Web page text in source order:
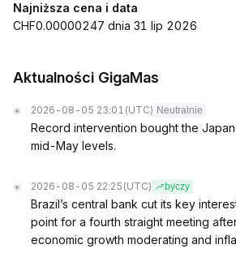
Najniższa cena i data
CHF0.00000247 dnia 31 lip 2026
Aktualności GigaMas
2026-08-05 23:01 (UTC) Neutralnie
Record intervention bought the
mid-May levels.
2026-08-05 22:25 (UTC) byczy
Brazil’s central bank cut its key
point for a fourth straight meeting
economic growth moderating and